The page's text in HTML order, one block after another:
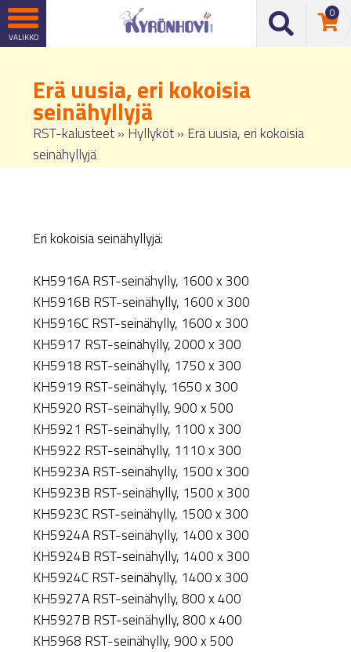
0
Erä uusia, eri kokoisia
seinähyllyjä
RST-kalusteet» Hyllyköt» Erä uusia, eri kokoisia
seinähyllyjä
Eri kokoisia seinähyllyjä:
KH5916A RST-seinähylly, 1600 x 300
KH5916B RST-seinähylly, 1600 x 300
KH5916C RST-seinähylly, 1600 x 300
KH5917 RST-seinähylly, 2000 x 300
KH5918 RST-seinähylly, 1750 x 300
KH5919 RST-seinähyly, 1650 x 300
KH5920 RST-seinähylly, 900 x 500
KH5921 RST-seinähylly, 1100 x 300
KH5922 RST-seinähylly, 1110 x 300
KH5923A RST-seinähylly, 1500 x 300
KH5923B RST-seinähylly, 1500 x 300
KH5923C RST-seinähylly, 1500 x 300
KH5924A RST-seinähylly, 1400 x 300
KH5924B RST-seinähylly, 1400 x 300
KH5924C RST-seinähylly, 1400 x 300
KH5927A RST-seinähylly, 800 x 400
KH5927B RST-seinähylly, 800 x 400
KH5968 RST-seinähylly, 900 x 500